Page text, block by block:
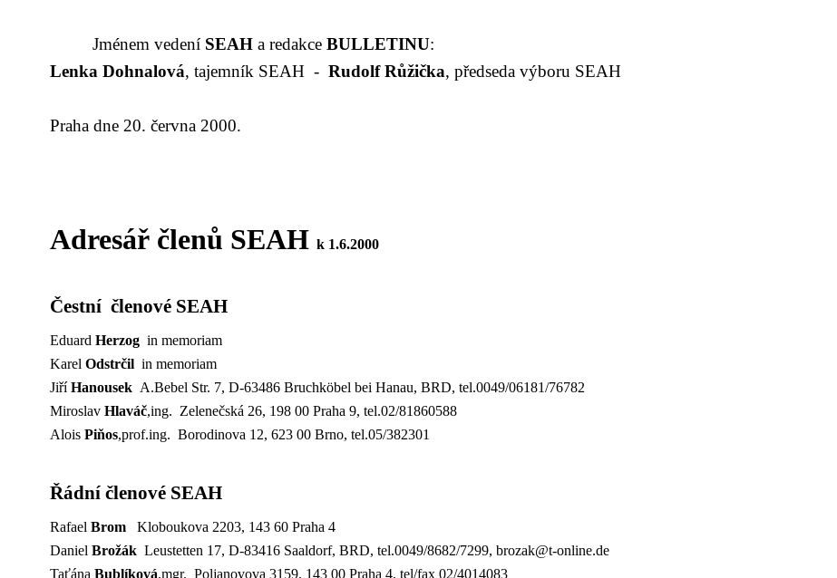
Jménem vedení SEAHa redakceBULLETINU:
Lenka Dohnalová, tajemník SEAH - Rudolf Růžička, předseda výboru SEAH
Praha dne 20. června 2000.
Adresář členů SEAHk 1.6.2000
Čestní členové SEAH
EduardHerzog in memoriam
KarelOdstrčilin memoriam
JiříHanousek A.Bebel Str. 7, D-63486 Bruchköbel bei Hanau, BRD, tel.0049/06181/76782
MiroslavHlaváč,ing. Zelenečská 26, 198 00 Praha 9, tel.02/81860588
AloisPiňos,prof.ing. Borodinova 12, 623 00 Brno, tel.05/382301
Řádní členové SEAH
RafaelBrom
Kloboukova 2203, 143 60 Praha 4
DanielBrožákLeustetten 17, D-83416 Saaldorf, BRD, tel.0049/8682/7299, brozak@t-online.de
TaťánaBublíková,mgr. Poljanovova 3159, 143 00 Praha 4, tel/fax 02/4014083